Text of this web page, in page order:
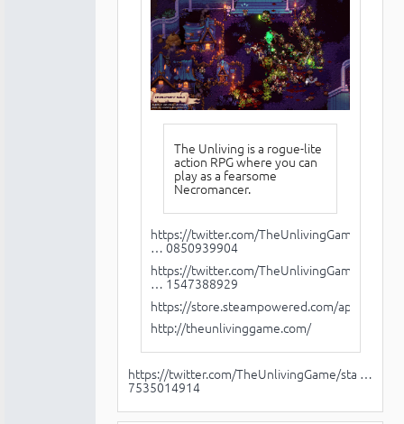
The Unliving is a rogue-lite
action RPG where you can
play as a fearsome
Necromancer.
https://twitter.com/TheUnlivingGame/sta
… 0850939904
https://twitter.com/TheUnlivingGame/sta
… 1547388929
https://store.steampowered.com/app/
http://theunlivinggame.com/
https://twitter.com/TheUnlivingGame/sta …
7535014914